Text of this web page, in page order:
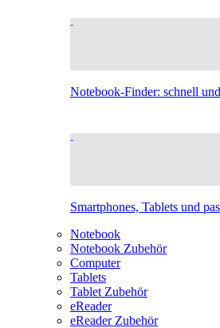
Notebook-Finder: schnell
Smartphones, Tablets und
Notebook
Notebook Zubehör
Computer
Tablets
Tablet Zubehör
eReader
eReader Zubehör